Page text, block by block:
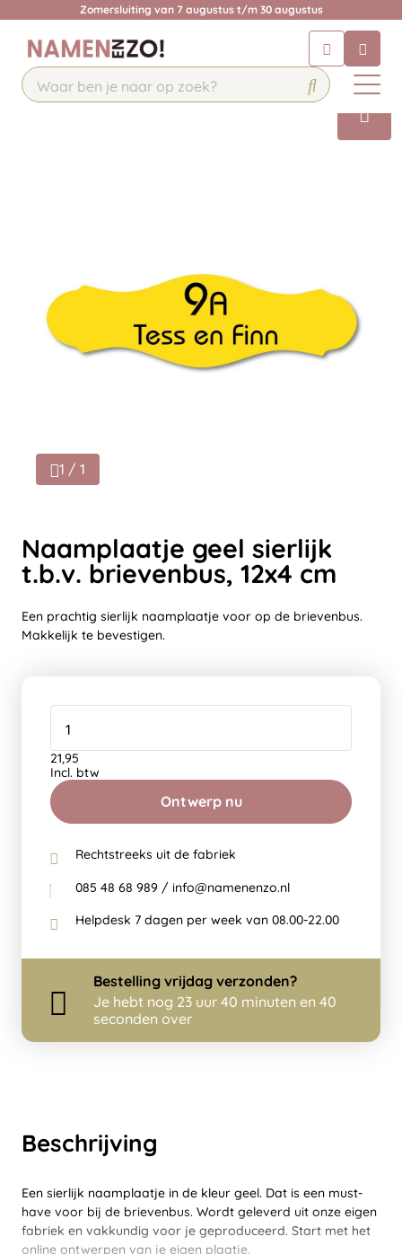
Zomersluiting van 7 augustus t/m 30 augustus
Chat 24/7 met onze chatbot voor
hulp
Contact
Beschrijving
Een sierlijk naamplaatje in de kleur geel. Dat is een must-
have voor bij de brievenbus. Wordt geleverd uit onze eigen
fabriek en vakkundig voor je geproduceerd. Start met het
online ontwerpen van je eigen plaatje.
1 / 1
Naamplaatje geel sierlijk
t.b.v. brievenbus, 12x4 cm
Een prachtig sierlijk naamplaatje voor op de brievenbus.
Makkelijk te bevestigen.
Ontwerp nu
21,95
Incl. btw
Rechtstreeks uit de fabriek
085 48 68 989 / info@namenenzo.nl
Helpdesk 7 dagen per week van 08.00-22.00
Bestelling vrijdag verzonden?
Je hebt nog 23 uur 40 minuten en 40
seconden over